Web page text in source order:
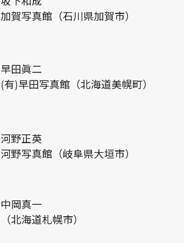
加賀写真館（石川県加賀市）
早田眞二
(有)早田写真館（北海道美幌町）
河野正英
河野写真館（岐阜県大垣市）
中岡真一
（北海道札幌市）